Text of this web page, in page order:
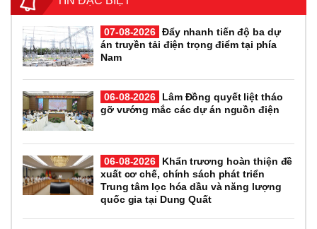
07-08-2026 Đẩy nhanh tiến độ ba dự
án truyền tải điện trọng điểm tại phía
Nam
06-08-2026
Lâm Đồng quyết liệt tháo
gỡ vướng mắc các dự án nguồn điện
06-08-2026
Khẩn trương hoàn thiện đề
xuất cơ chế, chính sách phát triển
Trung tâm lọc hóa dầu và năng lượng
quốc gia tại Dung Quất